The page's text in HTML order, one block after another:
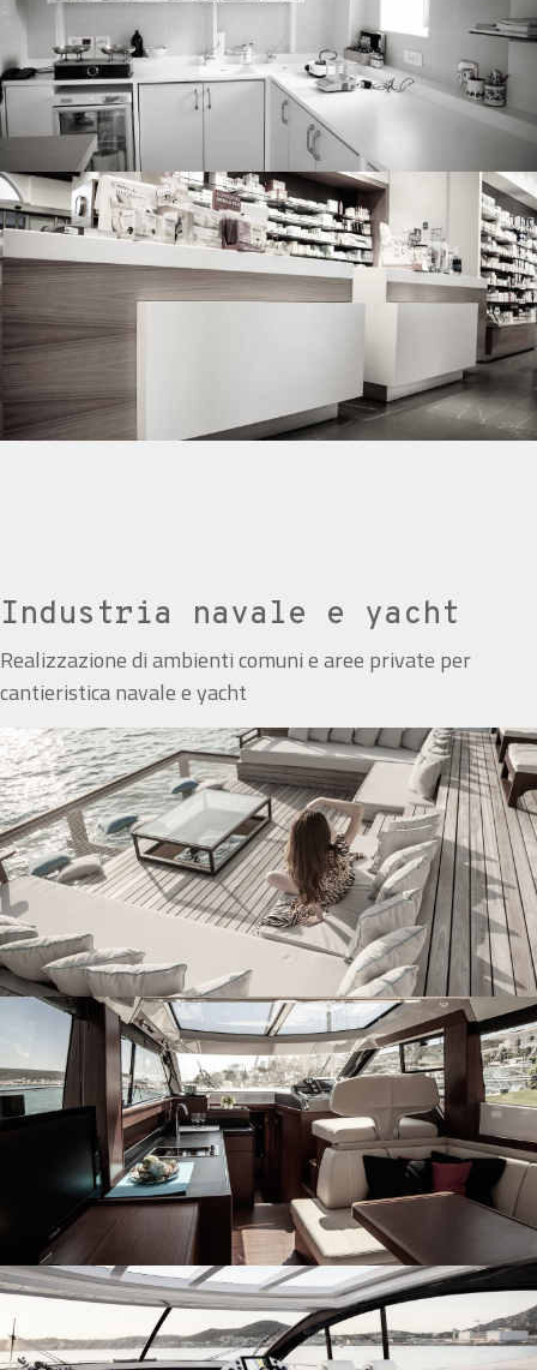
Industria navale e yacht
Realizzazione di ambienti comuni e aree private per
cantieristica navale e yacht